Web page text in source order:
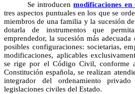
Se introducenmodificaciones
tres aspectos puntuales en los que se
miembros de una familia y la sucesión
dotarla de instrumentos que
emprendedor, la sucesión más adecuada
posibles configuraciones: societarias,
modificaciones, aplicables
se rige por el Código Civil, conforme
Constitución española, se realizan
integrador del ordenamiento
legislaciones civiles del Estado.